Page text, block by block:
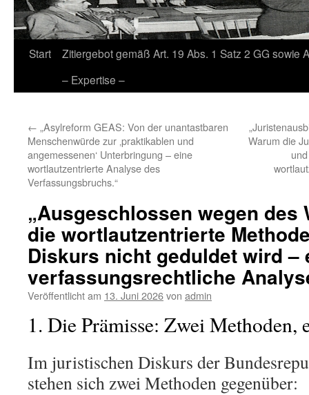
Start
Zitiergebot gemäß Art. 19 Abs. 1 Satz 2 GG sowie
– Expertise –
← „Asylreform GEAS: Von der unantastbaren
Menschenwürde zur ‚praktikablen und
angemessenen‘ Unterbringung – eine
wortlautzentrierte Analyse des
Verfassungsbruchs.“
Warum die
„Ausgeschlossen wegen des
die wortlautzentrierte
Diskurs nicht geduldet wird –
verfassungsrechtliche
Veröffentlicht am 13. Juni 2026von admin
1. Die Prämisse: Zwei Methoden,
Im juristischen Diskurs der
stehen sich zwei Methoden gegenüber: